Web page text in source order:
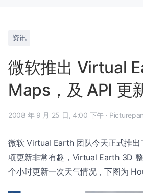
资讯
微软推出 Virtual
Maps，及 API 更
2008 年 9 月 25 日, 4:00 下午 ·
微软 Virtual Earth 团队今天正式推出
项更新非常有趣，Virtual Earth 3D
个小时更新一次天气情况，下图为